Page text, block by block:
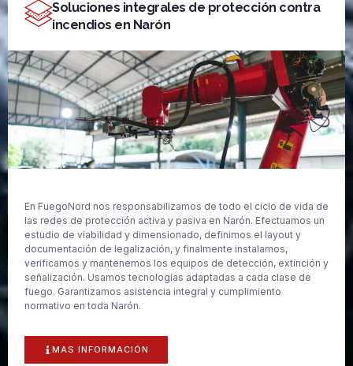
Soluciones integrales de protección contra
incendios en Narón
En FuegoNord nos responsabilizamos de todo el ciclo de vida de
las redes de protección activa y pasiva en Narón. Efectuamos un
estudio de viabilidad y dimensionado, definimos el layout y
documentación de legalización, y finalmente instalamos,
verificamos y mantenemos los equipos de detección, extinción y
señalización. Usamos tecnologías adaptadas a cada clase de
fuego. Garantizamos asistencia integral y cumplimiento
normativo en toda Narón.
MAS INFORMACIÓN